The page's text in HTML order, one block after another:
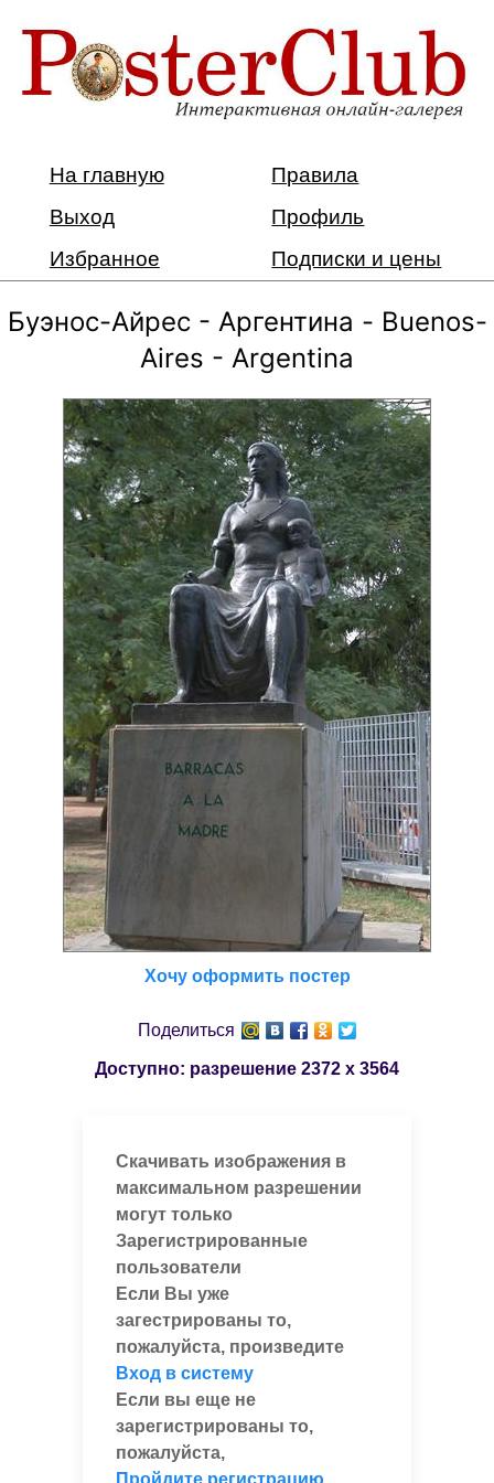
На главную
Правила
Выход
Профиль
Избранное
Подписки и цены
Буэнос-Айрес - Аргентина - Buenos-
Aires - Argentina
Хочу оформить постер
Поделиться
Доступно: разрешение 2372 x 3564
Скачивать изображения в
максимальном разрешении
могут только
Зарегистрированные
пользователи
Если Вы уже
загестрированы то,
пожалуйста, произведите
Вход в систему
Если вы еще не
зарегистрированы то,
пожалуйста,
Пройдите регистрацию